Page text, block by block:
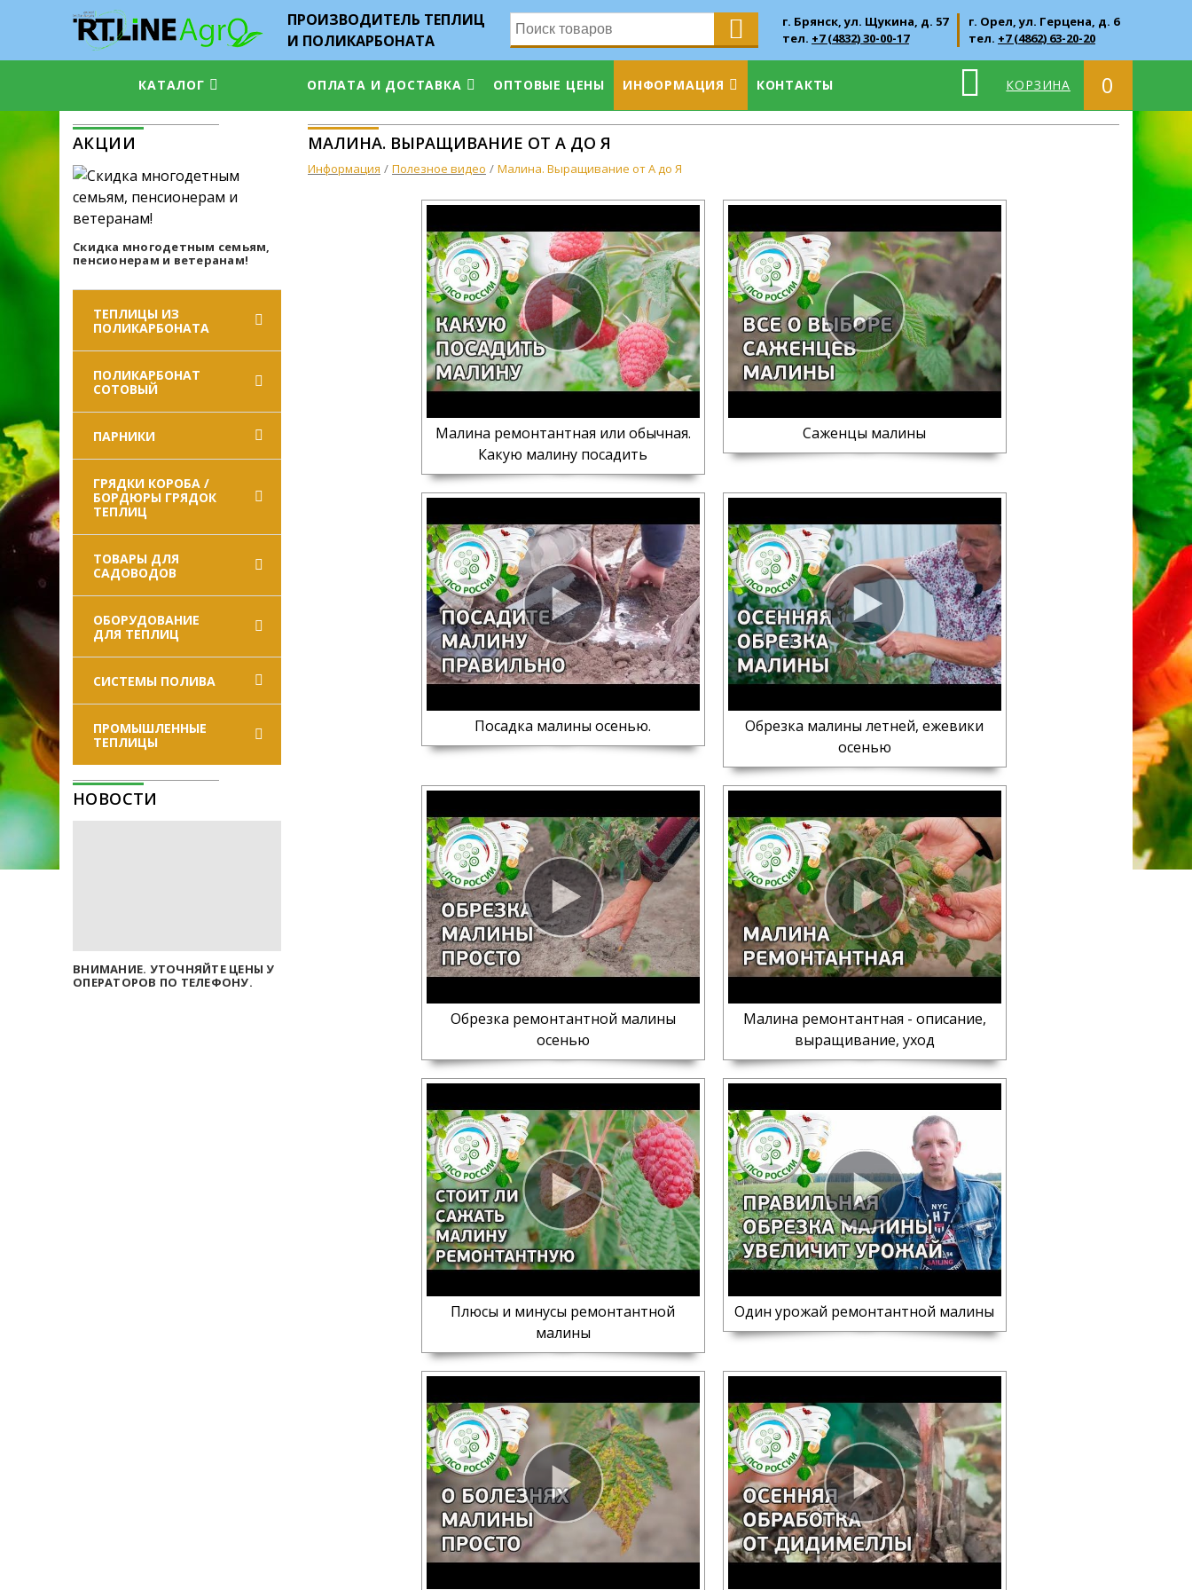
ПРОИЗВОДИТЕЛЬ ТЕПЛИЦ
И ПОЛИКАРБОНАТА
г. Брянск, ул. Щукина, д. 57
тел. +7 (4832) 30-00-17
г. Орел, ул. Герцена, д. 6
тел. +7 (4862) 63-20-20
КОРЗИНА 0
КАТАЛОГ ОПЛАТА И ДОСТАВКА ОПТОВЫЕ ЦЕНЫ ИНФОРМАЦИЯ КОНТАКТЫ
АКЦИИ
Скидка многодетным семьям,
пенсионерам и ветеранам!
ТЕПЛИЦЫ ИЗ
ПОЛИКАРБОНАТА
ПОЛИКАРБОНАТ
СОТОВЫЙ
ПАРНИКИ
ГРЯДКИ КОРОБА /
БОРДЮРЫ ГРЯДОК
ТЕПЛИЦ
ТОВАРЫ ДЛЯ
САДОВОДОВ
ОБОРУДОВАНИЕ
ДЛЯ ТЕПЛИЦ
СИСТЕМЫ ПОЛИВА
ПРОМЫШЛЕННЫЕ
ТЕПЛИЦЫ
НОВОСТИ
ВНИМАНИЕ. УТОЧНЯЙТЕ ЦЕНЫ У
ОПЕРАТОРОВ ПО ТЕЛЕФОНУ.
МАЛИНА. ВЫРАЩИВАНИЕ ОТ А ДО Я
Информация Полезное видео Малина. Выращивание от А до Я
Малина ремонтантная или обычная.
Какую малину посадить
Саженцы малины
Посадка малины осенью.
Обрезка малины летней, ежевики
осенью
Обрезка ремонтантной малины
осенью
Малина ремонтантная - описание,
выращивание, уход
Плюсы и минусы ремонтантной
малины
Один урожай ремонтантной малины